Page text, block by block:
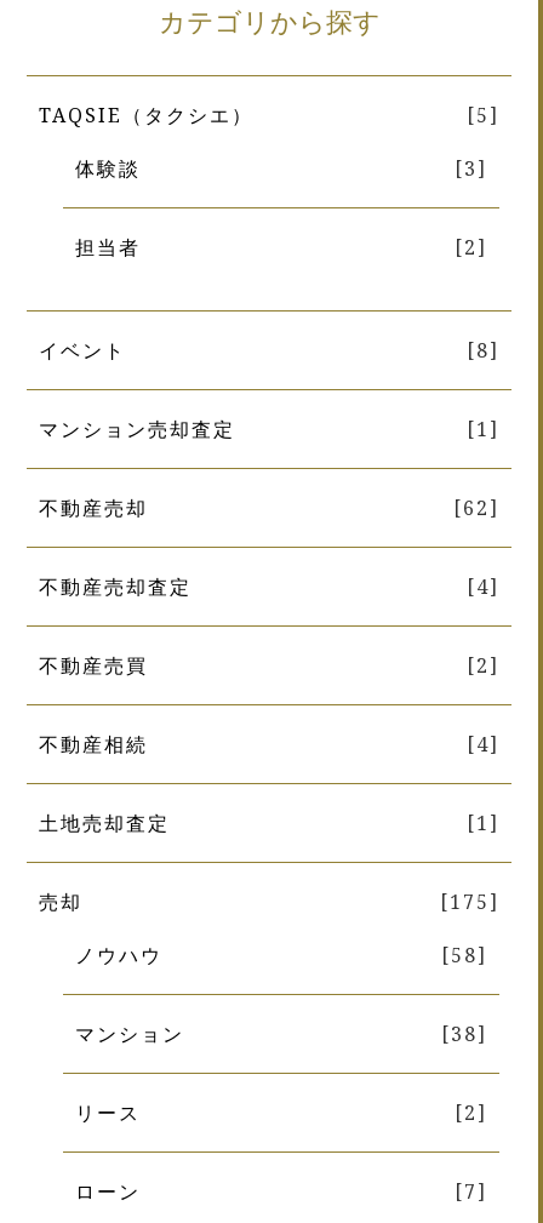
カテゴリから探す
TAQSIE（タクシエ）
[5]
体験談
[3]
担当者 [2]
イベント [8]
マンション売却査定 [1]
不動産売却 [62]
不動産売却査定 [4]
不動産売買 [2]
不動産相続 [4]
土地売却査定 [1]
売却
[175]
ノウハウ
[58]
マンション [38]
リース [2]
ローン [7]